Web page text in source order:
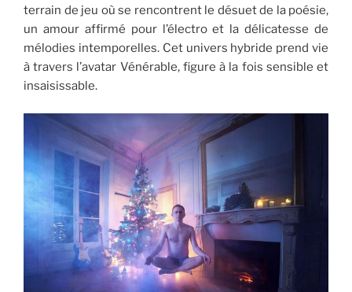
terrain de jeu où se rencontrent le désuet de la poésie,
un amour affirmé pour l’électro et la délicatesse de
mélodies intemporelles. Cet univers hybride prend vie
à travers l’avatar Vénérable, figure à la fois sensible et
insaisissable.